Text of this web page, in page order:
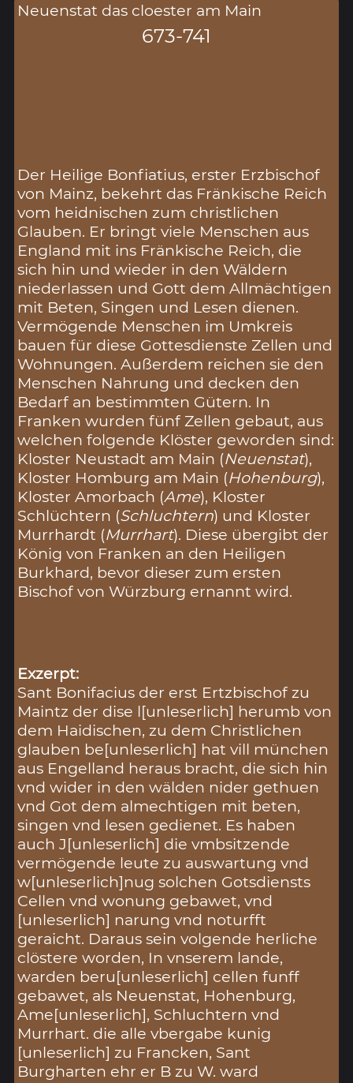
Neuenstat das cloester am Main
673-741
Der Heilige Bonfiatius, erster Erzbischof
von Mainz, bekehrt das Fränkische Reich
vom heidnischen zum christlichen
Glauben. Er bringt viele Menschen aus
England mit ins Fränkische Reich, die
sich hin und wieder in den Wäldern
niederlassen und Gott dem Allmächtigen
mit Beten, Singen und Lesen dienen.
Vermögende Menschen im Umkreis
bauen für diese Gottesdienste Zellen und
Wohnungen. Außerdem reichen sie den
Menschen Nahrung und decken den
Bedarf an bestimmten Gütern. In
Franken wurden fünf Zellen gebaut, aus
welchen folgende Klöster geworden sind:
Kloster Neustadt am Main (Neuenstat),
Kloster Homburg am Main (Hohenburg),
Kloster Amorbach (Ame), Kloster
Schlüchtern (Schluchtern) und Kloster
Murrhardt (Murrhart). Diese übergibt der
König von Franken an den Heiligen
Burkhard, bevor dieser zum ersten
Bischof von Würzburg ernannt wird.
Exzerpt:
Sant Bonifacius der erst Ertzbischof zu
Maintz der dise l[unleserlich] herumb von
dem Haidischen, zu dem Christlichen
glauben be[unleserlich] hat vill münchen
aus Engelland heraus bracht, die sich hin
vnd wider in den wälden nider gethuen
vnd Got dem almechtigen mit beten,
singen vnd lesen gedienet. Es haben
auch J[unleserlich] die vmbsitzende
vermögende leute zu auswartung vnd
w[unleserlich]nug solchen Gotsdiensts
Cellen vnd wonung gebawet, vnd
[unleserlich] narung vnd noturfft
geraicht. Daraus sein volgende herliche
clöstere worden, In vnserem lande,
warden beru[unleserlich] cellen funff
gebawet, als Neuenstat, Hohenburg,
Ame[unleserlich], Schluchtern vnd
Murrhart. die alle vbergabe kunig
[unleserlich] zu Francken, Sant
Burgharten ehr er B zu W. ward